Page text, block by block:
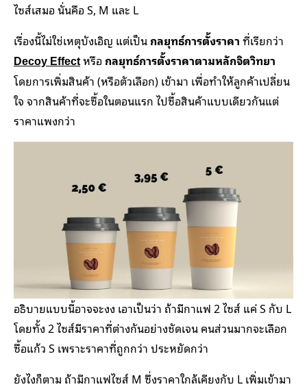
ไซส์เสมอ นั่นคือ S, M และ L
เรื่องนี้ไม่ใช่เหตุบังเอิญ แต่เป็นกลยุทธ์การตั้งราคาที่เรียกว่า
Decoy Effectหรือกลยุทธ์การตั้งราคาตามหลักจิตวิทยา
โดยการเพิ่มสินค้า (หรือตัวเลือก) เข้ามา เพื่อทำให้ลูกค้าเปลี่ยน
ใจ จากสินค้าที่จะซื้อในตอนแรก ไปซื้อสินค้าแบบเดียวกันแต่
ราคาแพงกว่า
อธิบายแบบนี้อาจจะงง เอาเป็นว่า ถ้ามีกาแฟ 2 ไซส์ แค่ S กับ L
โดยทั้ง 2 ไซส์มีราคาที่ต่างกันอย่างชัดเจน คนส่วนมากจะเลือก
ซื้อแก้ว S เพราะราคาที่ถูกกว่า ประหยัดกว่า
ยังไงก็ตาม ถ้ามีกาแฟไซส์ M ซึ่งราคาใกล้เคียงกับ L เพิ่มเข้ามา